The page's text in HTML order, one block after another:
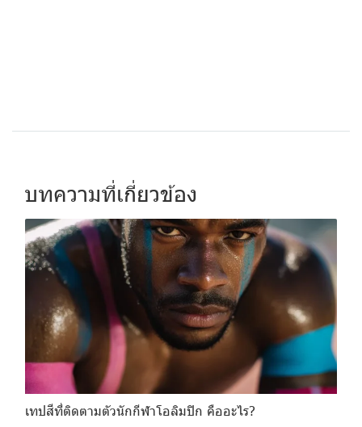
บทความที่เกี่ยวข้อง
เทปสีที่ติดตามตัวนักกีฬาโอลิมปิก คืออะไร?